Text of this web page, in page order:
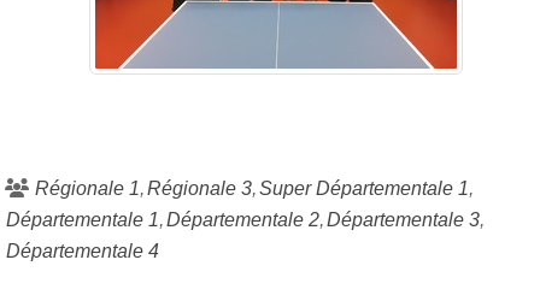
Régionale 1 Régionale 3 Super Départementale 1
Départementale 1 Départementale 2 Départementale 3
Départementale 4